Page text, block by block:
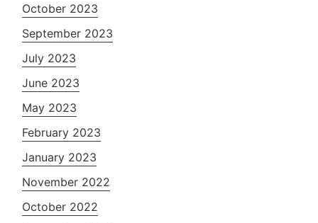
October 2023
September 2023
July 2023
June 2023
May 2023
February 2023
January 2023
November 2022
October 2022